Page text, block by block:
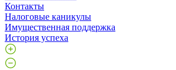
Контакты
Налоговые каникулы
Имущественная поддержка
История успеха